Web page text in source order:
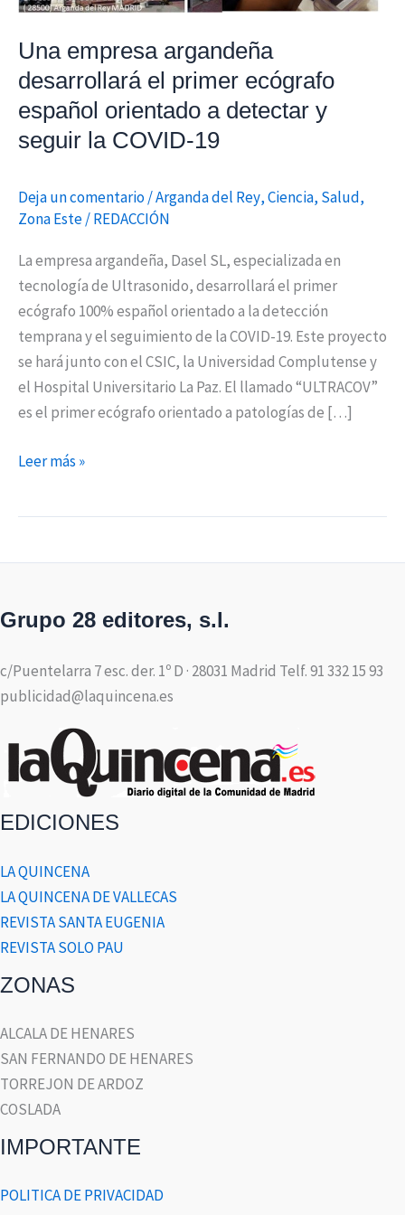
Una empresa argandeña
desarrollará el primer ecógrafo
español orientado a detectar y
seguir la COVID-19
Deja un comentario/Arganda del Rey,Ciencia, Salud,
Zona Este/REDACCIÓN
La empresa argandeña, Dasel SL, especializada en
tecnología de Ultrasonido, desarrollará el primer
ecógrafo 100% español orientado a la detección
temprana y el seguimiento de la COVID-19. Este proyecto
se hará junto con el CSIC, la Universidad Complutense y
el Hospital Universitario La Paz. El llamado “ULTRACOV”
es el primer ecógrafo orientado a patologías de […]
a
detectar
seguir
la
19
Leer más »
Grupo 28 editores, s.l.
c/Puentelarra 7 esc. der. 1º D · 28031 Madrid Telf. 91 332 15 93
publicidad@laquincena.es
EDICIONES
LA QUINCENA
LA QUINCENA DE VALLECAS
REVISTA SANTA EUGENIA
REVISTA SOLO PAU
ZONAS
ALCALA DE HENARES
SAN FERNANDO DE HENARES
TORREJON DE ARDOZ
COSLADA
IMPORTANTE
POLITICA DE PRIVACIDAD